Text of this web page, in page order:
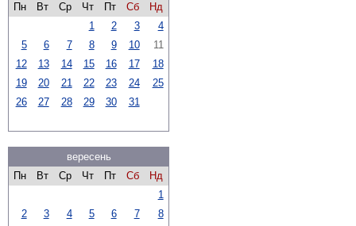
Пн
Вт Ср Чт Пт Сб
Нд
1
2 3
4
5
6 7 8 9 10
11
12
13 14 15 16 17
18
19
20 21 22 23 24
25
26
27 28 29 30 31
вересень
Пн
Вт Ср Чт Пт Сб
Нд
1
2
3 4 5 6 7
8